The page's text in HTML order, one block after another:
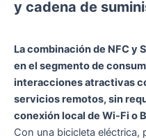
y cadena de
La combinación de NFC y
en el segmento de
interacciones atractivas
servicios remotos, sin
conexión local de Wi-Fi o
Con una bicicleta eléctrica,